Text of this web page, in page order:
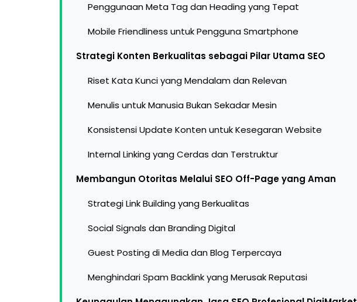
Penggunaan Meta Tag dan Heading yang Tepat
Mobile Friendliness untuk Pengguna Smartphone
Strategi Konten Berkualitas sebagai Pilar Utama SEO
Riset Kata Kunci yang Mendalam dan Relevan
Menulis untuk Manusia Bukan Sekadar Mesin
Konsistensi Update Konten untuk Kesegaran Website
Internal Linking yang Cerdas dan Terstruktur
Membangun Otoritas Melalui SEO Off-Page yang Aman
Strategi Link Building yang Berkualitas
Social Signals dan Branding Digital
Guest Posting di Media dan Blog Terpercaya
Menghindari Spam Backlink yang Merusak Reputasi